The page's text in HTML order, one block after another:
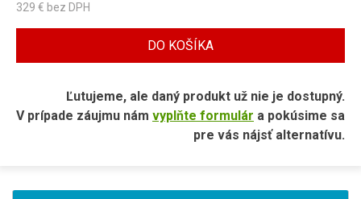
329 € bez DPH
DO KOŠÍKA
Ľutujeme, ale daný produkt už nie je dostupný.
V prípade záujmu nám vyplňte formulár a pokúsime sa
pre vás nájsť alternatívu.